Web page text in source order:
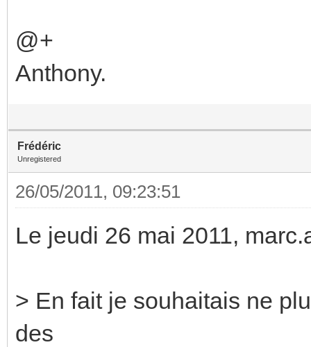
@+
Anthony.
Frédéric
Unregistered
26/05/2011, 09:23:51
Le jeudi 26 mai 2011,
> En fait je souhaitais ne
des